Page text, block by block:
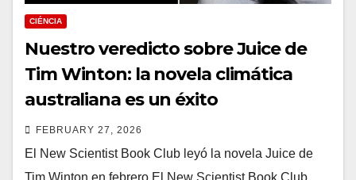
CIÉNCIA
Nuestro veredicto sobre Juice de
Tim Winton: la novela climática
australiana es un éxito
FEBRUARY 27, 2026
El New Scientist Book Club leyó la novela Juice de
Tim Winton en febrero El New Scientist Book Club